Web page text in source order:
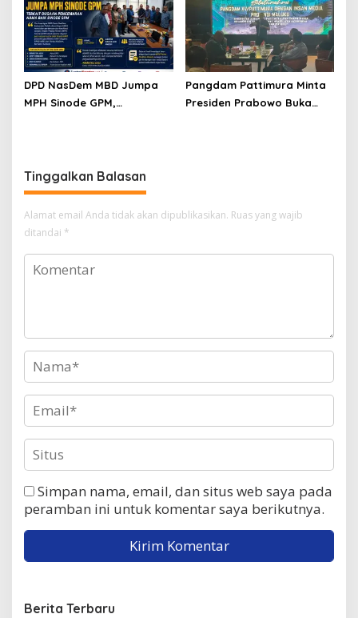
DPD NasDem MBD Jumpa
MPH Sinode GPM,
Pangdam Pattimura Minta
Presiden Prabowo Buka
Tinggalkan Balasan
Alamat email Anda tidak akan dipublikasikan. Ruas yang wajib
ditandai *
Simpan nama, email, dan situs web saya pada
peramban ini untuk komentar saya berikutnya.
Berita Terbaru